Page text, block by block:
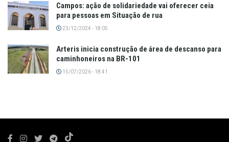
Campos: ação de solidariedade vai oferecer ceia
para pessoas em Situação de rua
23/12/2024 - 18:05
Arteris inicia construção de área de descanso para
caminhoneiros na BR-101
15/07/2026 - 18:41